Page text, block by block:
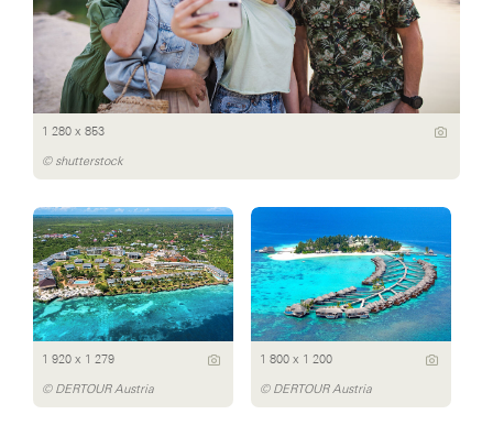
1 280 x 853
© shutterstock
1 920 x 1 279
© DERTOUR Austria
1 800 x 1 200
© DERTOUR Austria